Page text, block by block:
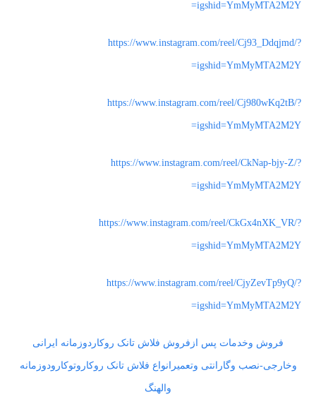
igshid=YmMyMTA2M2Y=
https://www.instagram.com/reel/Cj93_Ddqjmd/?
igshid=YmMyMTA2M2Y=
https://www.instagram.com/reel/Cj980wKq2tB/?
igshid=YmMyMTA2M2Y=
https://www.instagram.com/reel/CkNap-bjy-Z/?
igshid=YmMyMTA2M2Y=
https://www.instagram.com/reel/CkGx4nXK_VR/?
igshid=YmMyMTA2M2Y=
https://www.instagram.com/reel/CjyZevTp9yQ/?
igshid=YmMyMTA2M2Y=
فروش وخدمات پس ازفروش فلاش تانک روکاردوزمانه ایرانی
وخارجی-نصب وگارانتی وتعمیرانواع فلاش تانک روکاروتوکارودوزمانه
والهنگ